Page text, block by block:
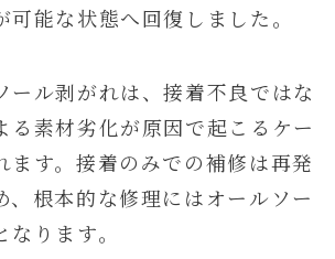
可能な状態へ回復しました。
ール剥がれは、接着不良ではな
る素材劣化が原因で起こるケー
ます。接着のみでの補修は再発
、根本的な修理にはオールソー
ります。